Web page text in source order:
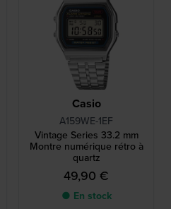
Casio
A159WE-1EF
Vintage Series 33.2 mm
Montre numérique rétro à
quartz
49,90 €
● En stock